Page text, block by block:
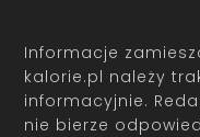
Informacje
kalorie.pl należy
informacyjnie.
nie bierze